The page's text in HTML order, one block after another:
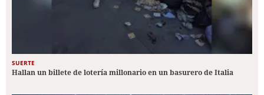
SUERTE
Hallan un billete de lotería millonario en un basurero de Italia